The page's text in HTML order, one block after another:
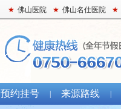
★ 佛山医院 ★ 佛山名仕医院 ★
预约挂号 来源路线